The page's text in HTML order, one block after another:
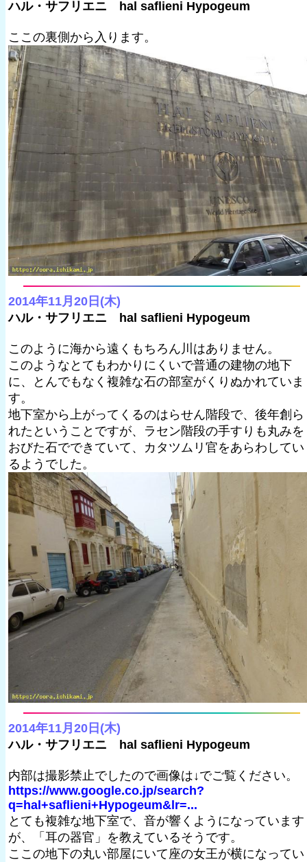
ハル・サフリエニ hal saflieni Hypogeum
ここの裏側から入ります。
2014年11月20日(木)
ハル・サフリエニ hal saflieni Hypogeum
このように海から遠くもちろん川はありません。
このようなとてもわかりにくいで普通の建物の地下
に、とんでもなく複雑な石の部室がくりぬかれていま
す。
地下室から上がってくるのはらせん階段で、後年創ら
れたということですが、ラセン階段の手すりも丸みを
おびた石でできていて、カタツムリ官をあらわしてい
るようでした。
2014年11月20日(木)
ハル・サフリエニ hal saflieni Hypogeum
内部は撮影禁止でしたので画像は↓でご覧ください。
https://www.google.co.jp/search?
q=hal+saflieni+Hypogeum&lr=...
とても複雑な地下室で、音が響くようになっています
が、「耳の器官」を教えているそうです。
ここの地下の丸い部屋にいて座の女王が横になってい